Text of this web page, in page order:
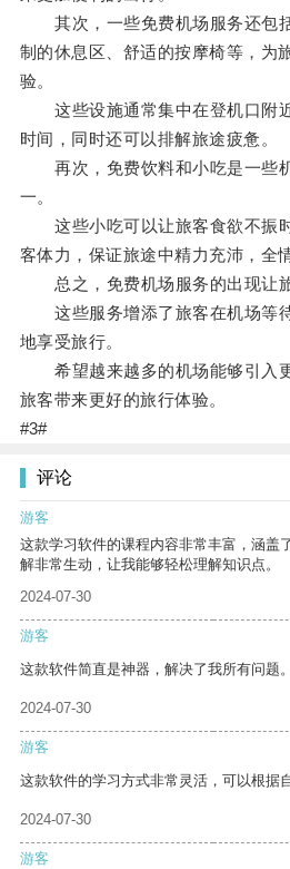
其次，一些免费机场服务还包
制的休息区、舒适的按摩椅等，为
验。
这些设施通常集中在登机口附
时间，同时还可以排解旅途疲惫。
再次，免费饮料和小吃是一些
一。
这些小吃可以让旅客食欲不振
客体力，保证旅途中精力充沛，全
总之，免费机场服务的出现让旅
这些服务增添了旅客在机场等
地享受旅行。
希望越来越多的机场能够引入
旅客带来更好的旅行体验。
#3#
评论
游客
这款学习软件的课程内容非常丰富，涵盖
解非常生动，让我能够轻松理解知识点。
2024-07-30
游客
这款软件简直是神器，解决了我所有问题。
2024-07-30
游客
这款软件的学习方式非常灵活，可以根据
2024-07-30
游客